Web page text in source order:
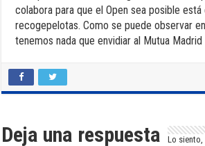
colabora para que el Open sea posible
recogepelotas. Como se puede observar
tenemos nada que envidiar al Mutua Madrid
Deja una respuesta Lo